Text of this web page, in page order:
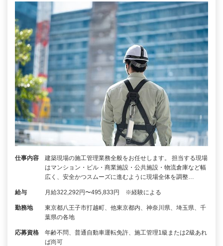
仕事内容
建築現場の施工管理業務全般をお任せします。 担当する現場
はマンション・ビル・商業施設・公共施設・物流倉庫など幅
広く、安全かつスムーズに進むように現場全体を調整…
給与 月給322,292円〜495,833円 ※経験による
勤務地
東京都八王子市打越町、他東京都内、神奈川県、埼玉県、千
葉県の各地
応募資格
年齢不問、普通自動車運転免許、施工管理1級または2級あれ
ば尚可